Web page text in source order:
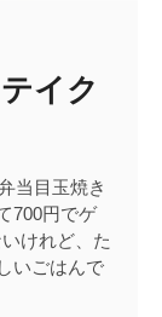
イク
当目玉焼き
700円でゲ
けれど、た
いごはんで